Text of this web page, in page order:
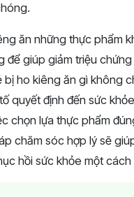
ăn những thực phẩm
để giúp giảm triệu
bị ho kiêng ăn gì không
quyết định đến sức
chọn lựa thực phẩm
chăm sóc hợp lý sẽ
hồi sức khỏe một cách